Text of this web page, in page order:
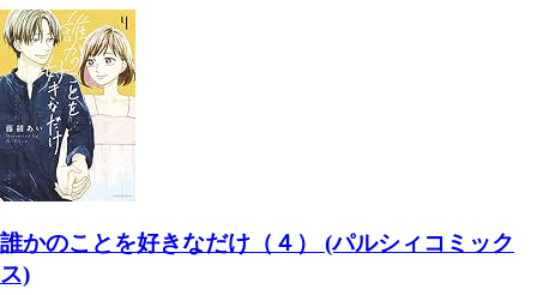
誰かのことを好きなだけ（４） (パルシィコミック
ス)